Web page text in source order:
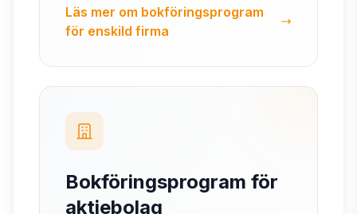
Läs mer om bokföringsprogram
för enskild firma
Bokföringsprogram för
aktiebolag